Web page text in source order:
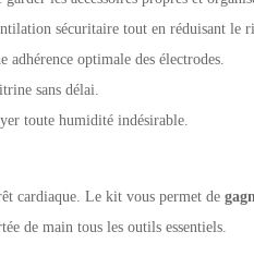
sécuritaire tout en réduisant le
optimale des électrodes.
sans délai.
toute humidité indésirable.
cardiaque. Le kit vous permet de
de main tous les outils essentiels.